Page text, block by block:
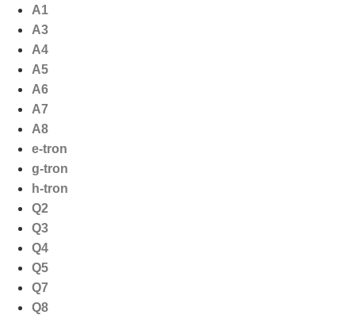
naar
inhoud
A1
A3
A4
A5
A6
A7
A8
e-tron
g-tron
h-tron
Q2
Q3
Q4
Q5
Q7
Q8